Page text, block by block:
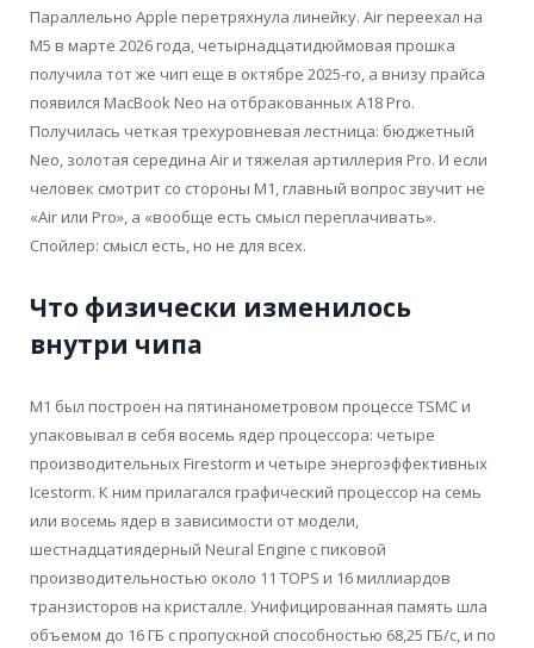
Параллельно Apple перетряхнула линейку. Air переехал на
M5 в марте 2026 года, четырнадцатидюймовая прошка
получила тот же чип еще в октябре 2025-го, а внизу прайса
появился MacBook Neo на отбракованных A18 Pro.
Получилась четкая трехуровневая лестница: бюджетный
Neo, золотая середина Air и тяжелая артиллерия Pro. И если
человек смотрит со стороны M1, главный вопрос звучит не
«Air или Pro», а «вообще есть смысл переплачивать».
Спойлер: смысл есть, но не для всех.
Что физически изменилось
внутри чипа
M1 был построен на пятинанометровом процессе TSMC и
упаковывал в себя восемь ядер процессора: четыре
производительных Firestorm и четыре энергоэффективных
Icestorm. К ним прилагался графический процессор на семь
или восемь ядер в зависимости от модели,
шестнадцатиядерный Neural Engine с пиковой
производительностью около 11 TOPS и 16 миллиардов
транзисторов на кристалле. Унифицированная память шла
объемом до 16 ГБ с пропускной способностью 68,25 ГБ/с, и по